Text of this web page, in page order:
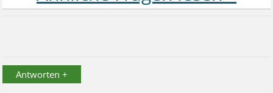
Antworten +